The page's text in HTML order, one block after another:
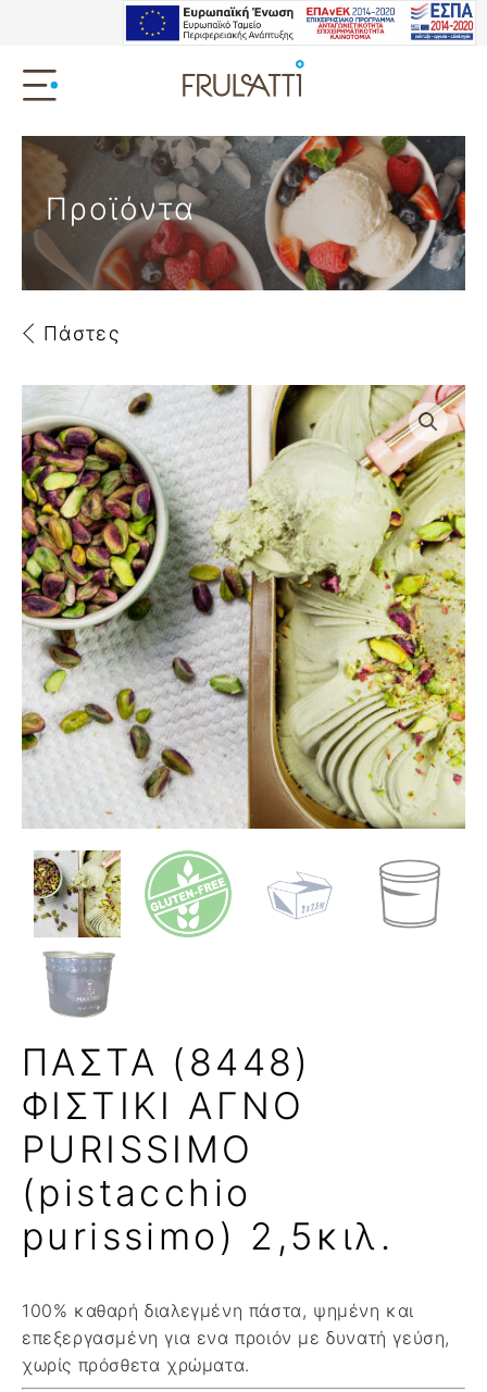
Προϊόντα
Πάστες
ΠΑΣΤΑ (8448)
ΦΙΣΤΙΚΙ ΑΓΝΟ
PURISSIMO
(pistacchio
purissimo) 2,5κιλ.
100% καθαρή διαλεγμένη πάστα, ψημένη και
επεξεργασμένη για ενα προιόν με δυνατή γεύση,
χωρίς πρόσθετα χρώματα.